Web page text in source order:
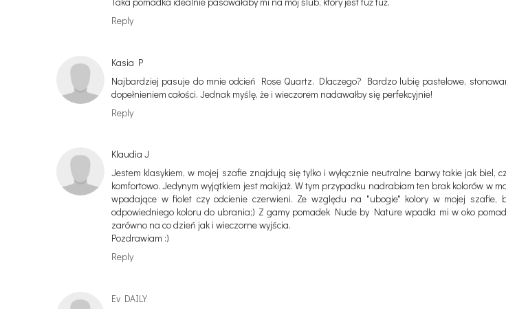
Reply
Kasia P
Najbardziej pasuje do mnie odcień Rose Quartz. Dlaczego? Bardzo lubię pastelowe,
dopełnieniem całości. Jednak myślę, że i wieczorem nadawałby się perfekcyjnie!
Reply
Klaudia J
Jestem klasykiem, w mojej szafie znajdują się tylko i wyłącznie neutralne barwy takie jak
komfortowo. Jedynym wyjątkiem jest makijaż. W tym przypadku nadrabiam ten brak kolorów w
wpadające w fiolet czy odcienie czerwieni. Ze względu na "ubogie" kolory w mojej
odpowiedniego koloru do ubrania;) Z gamy pomadek Nude by Nature wpadła mi w oko
zarówno na co dzień jak i wieczorne wyjścia.
Pozdrawiam :)
Reply
Ev DAILY